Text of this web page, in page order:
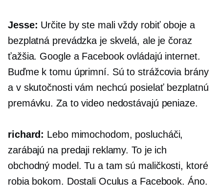
Jesse: Určite by ste mali vždy robiť oboje a
bezplatná prevádzka je skvelá, ale je čoraz
ťažšia. Google a Facebook ovládajú internet.
Buďme k tomu úprimní. Sú to strážcovia brány
a v skutočnosti vám nechcú posielať bezplatnú
premávku. Za to video nedostávajú peniaze.
richard: Lebo mimochodom, poslucháči,
zarábajú na predaji reklamy. To je ich
obchodný model. Tu a tam sú maličkosti, ktoré
robia bokom. Dostali Oculus a Facebook. Áno.